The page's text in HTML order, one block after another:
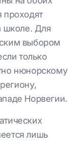
проходят
школе. Для
выбором
только
нюнорскому
Норвегии.
лишь